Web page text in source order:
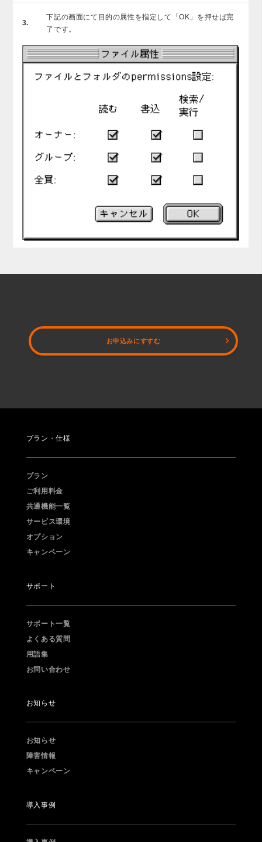
3.
下記の画面にて目的の属性を指定して「OK」を押せば完
了です。
お申込みにすすむ
プラン・仕様
プラン
ご利用料金
共通機能一覧
サービス環境
オプション
キャンペーン
サポート
サポート一覧
よくある質問
用語集
お問い合わせ
お知らせ
お知らせ
障害情報
キャンペーン
導入事例